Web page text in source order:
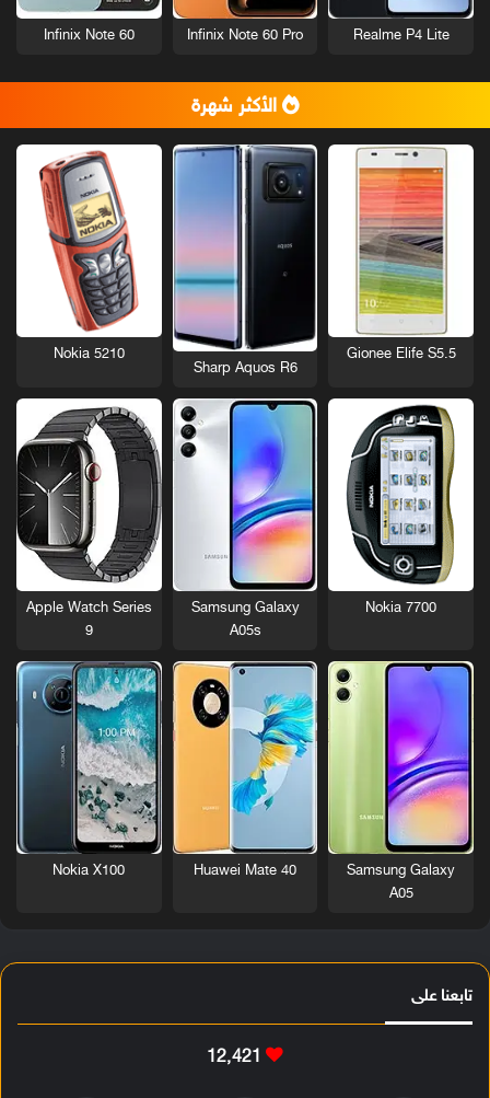
Realme P4 Lite
Infinix Note 60 Pro
Infinix Note 60
الأكثر شهرة
Gionee Elife S5.5
Sharp Aquos R6
Nokia 5210
Nokia 7700
Samsung Galaxy
A05s
Apple Watch Series
9
Samsung Galaxy
A05
Huawei Mate 40
Nokia X100
تابعنا على
12٬421